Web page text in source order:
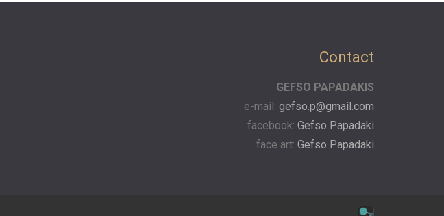
Contact
GEFSO PAPADAKIS
e-mail: gefso.p@gmail.com
facebook: Gefso Papadaki
face art: Gefso Papadaki